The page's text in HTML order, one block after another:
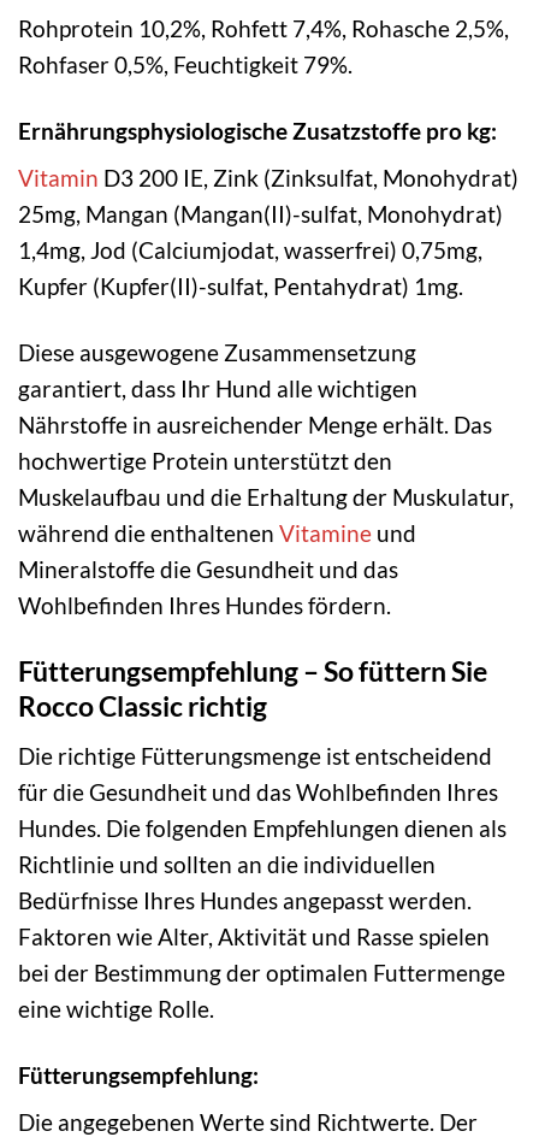
Rohprotein 10,2%, Rohfett 7,4%, Rohasche 2,5%,
Rohfaser 0,5%, Feuchtigkeit 79%.
Ernährungsphysiologische Zusatzstoffe pro kg:
Vitamin D3 200 IE, Zink (Zinksulfat, Monohydrat)
25mg, Mangan (Mangan(II)-sulfat, Monohydrat)
1,4mg, Jod (Calciumjodat, wasserfrei) 0,75mg,
Kupfer (Kupfer(II)-sulfat, Pentahydrat) 1mg.
Diese ausgewogene Zusammensetzung
garantiert, dass Ihr Hund alle wichtigen
Nährstoffe in ausreichender Menge erhält. Das
hochwertige Protein unterstützt den
Muskelaufbau und die Erhaltung der Muskulatur,
während die enthaltenen Vitamine und
Mineralstoffe die Gesundheit und das
Wohlbefinden Ihres Hundes fördern.
Fütterungsempfehlung – So füttern Sie
Rocco Classic richtig
Die richtige Fütterungsmenge ist entscheidend
für die Gesundheit und das Wohlbefinden Ihres
Hundes. Die folgenden Empfehlungen dienen als
Richtlinie und sollten an die individuellen
Bedürfnisse Ihres Hundes angepasst werden.
Faktoren wie Alter, Aktivität und Rasse spielen
bei der Bestimmung der optimalen Futtermenge
eine wichtige Rolle.
Fütterungsempfehlung:
Die angegebenen Werte sind Richtwerte. Der